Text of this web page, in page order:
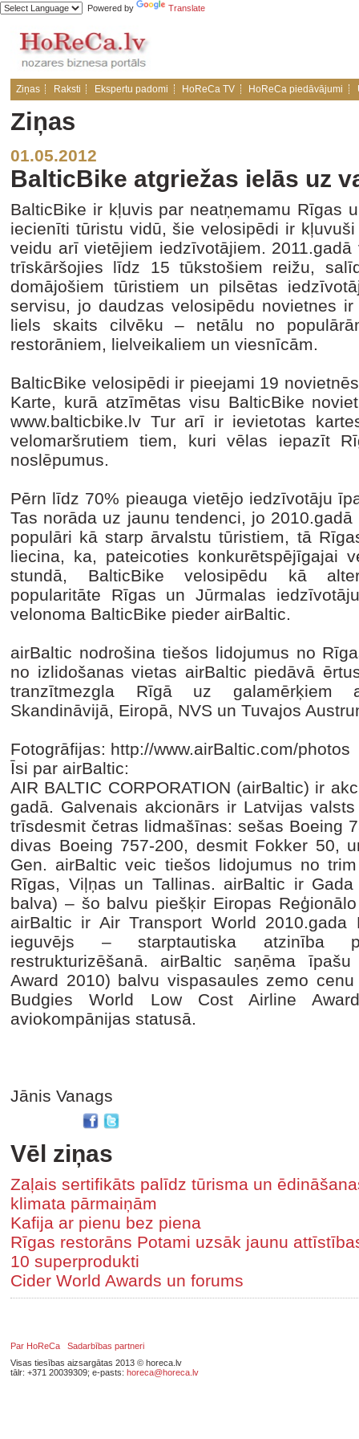
Powered by Translate
Ziņas Raksti Ekspertu padomi HoReCa TV HoReCa piedāvājumi
Ziņas
01.05.2012
BalticBike atgriežas ielās uz
BalticBike ir kļuvis par neatņemamu Rīgas
iecienīti tūristu vidū, šie velosipēdi ir
veidu arī vietējiem iedzīvotājiem.
trīskāršojies līdz 15 tūkstošiem reižu,
domājošiem tūristiem un pilsētas
servisu, jo daudzas velosipēdu novietnes
liels skaits cilvēku – netālu no
restorāniem, lielveikaliem un viesnīcām.
BalticBike velosipēdi ir pieejami 19
Karte, kurā atzīmētas visu BalticBike
www.balticbike.lv Tur arī ir ievietotas
velomaršrutiem tiem, kuri vēlas iepazīt
noslēpumus.
Pērn līdz 70% pieauga vietējo iedzīvotāju
Tas norāda uz jaunu tendenci, jo
populāri kā starp ārvalstu tūristiem, tā
liecina, ka, pateicoties konkurētspējīgajai
stundā, BalticBike velosipēdu kā
popularitāte Rīgas un Jūrmalas
velonoma BalticBike pieder airBaltic.
airBaltic nodrošina tiešos lidojumus no
no izlidošanas vietas airBaltic piedāvā
tranzītmezgla Rīgā uz galamērķiem
Skandināvijā, Eiropā, NVS un Tuvajos
Fotogrāfijas: http://www.airBaltic.com/photos
Īsi par airBaltic:
AIR BALTIC CORPORATION (airBaltic) ir
gadā. Galvenais akcionārs ir Latvijas
trīsdesmit četras lidmašīnas: sešas Boeing
divas Boeing 757-200, desmit Fokker 50,
Gen. airBaltic veic tiešos lidojumus no
Rīgas, Viļņas un Tallinas. airBaltic ir
balva) – šo balvu piešķir Eiropas
airBaltic ir Air Transport World 2010.gada
ieguvējs – starptautiska atzinība
restrukturizēšanā. airBaltic saņēma
Award 2010) balvu vispasaules zemo
Budgies World Low Cost Airline
aviokompānijas statusā.
Jānis Vanags
Vēl ziņas
Zaļais sertifikāts palīdz tūrisma un
klimata pārmaiņām
Kafija ar pienu bez piena
Rīgas restorāns Potami uzsāk jaunu
10 superprodukti
Cider World Awards un forums
Par HoReCa
Sadarbības partneri
Visas tiesības aizsargātas 2013 © horeca.lv
tālr: +371 20039309; e-pasts: horeca@horeca.lv